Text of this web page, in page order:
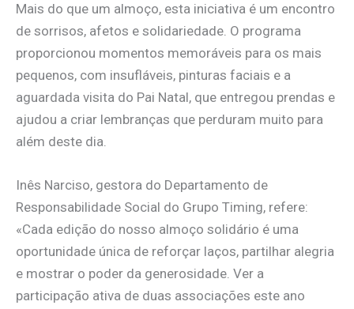
Mais do que um almoço, esta iniciativa é um encontro
de sorrisos, afetos e solidariedade. O programa
proporcionou momentos memoráveis para os mais
pequenos, com insufláveis, pinturas faciais e a
aguardada visita do Pai Natal, que entregou prendas e
ajudou a criar lembranças que perduram muito para
além deste dia.
Inês Narciso, gestora do Departamento de
Responsabilidade Social do Grupo Timing, refere:
«Cada edição do nosso almoço solidário é uma
oportunidade única de reforçar laços, partilhar alegria
e mostrar o poder da generosidade. Ver a
participação ativa de duas associações este ano